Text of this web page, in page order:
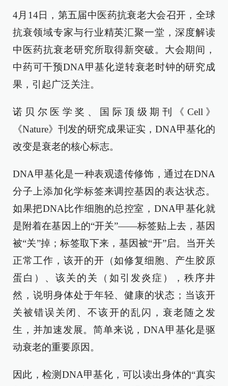
4月14日，第五届中医药抗衰老大会召开，全球
抗衰领域专家与行业精英汇聚一堂，深度解读
中医药抗衰老研究所取得新突破。大会期间，
中药可干预DNA甲基化逆转衰老时钟的研究成
果，引起广泛关注。
诺贝尔医学奖、国际顶级期刊《Cell》
《Nature》刊发的研究成果证实，DNA甲基化的
改变是衰老的核心标志。
DNA甲基化是一种表观遗传修饰，通过在DNA
分子上添加化学标签来调控基因的表达状态。
如果把DNA比作细胞的总控室，DNA甲基化就
是附着在基因上的“开关”——标签贴上去，基因
被“关”掉；标签取下来，基因被“开”启。当开关
正常工作，该开的开（如修复细胞、产生胶原
蛋白）、该关的关（如引发炎症），秩序井
然，说明身体处于年轻、健康的状态；当该开
关被错误关闭、不该开的乱闪，衰老随之发
生，并加速发展。简单来说，DNA甲基化是驱
动衰老的重要原因。
因此，检测DNA甲基化，可以读出身体的“真实